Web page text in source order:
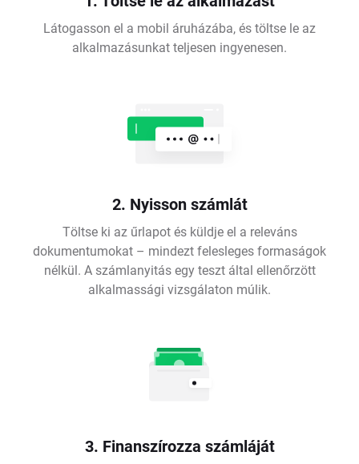
Látogasson el a mobil áruházába, és töltse le az
alkalmazásunkat teljesen ingyenesen.
2. Nyisson számlát
Töltse ki az űrlapot és küldje el a releváns
dokumentumokat – mindezt felesleges formaságok
nélkül. A számlanyitás egy teszt által ellenőrzött
alkalmassági vizsgálaton múlik.
3. Finanszírozza számláját